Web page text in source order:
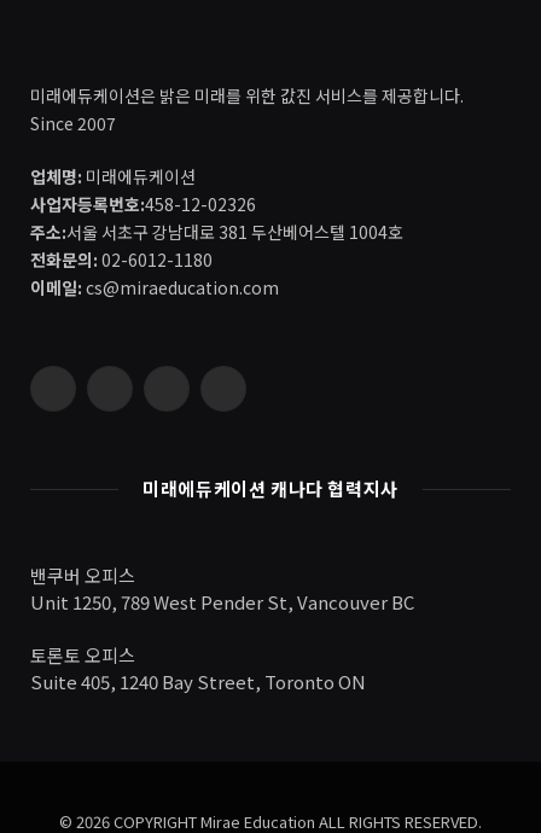
미래에듀케이션은 밝은 미래를 위한 값진 서비스를 제공합니다.
Since 2007
업체명: 미래에듀케이션
사업자등록번호:458-12-02326
주소:서울 서초구 강남대로 381 두산베어스텔 1004호
전화문의: 02-6012-1180
이메일: cs@miraeducation.com
InstagramVimeo YouTube RSS
미래에듀케이션 캐나다 협력지사
밴쿠버 오피스
Unit 1250, 789 West Pender St, Vancouver BC
토론토 오피스
Suite 405, 1240 Bay Street, Toronto ON
© 2026 COPYRIGHT Mirae Education ALL RIGHTS RESERVED.